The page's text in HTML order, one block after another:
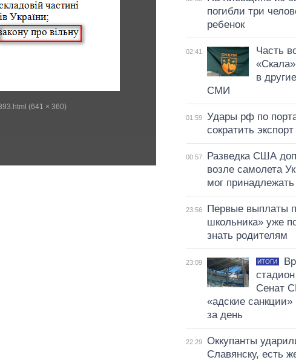
(641 × 360)
погибли три
ребенок
02:41
Часть
в
СМИ
01:59
Удары рф по
сократить
00:57
Разведка США
возле самолета
мог
23:56
Первые выплаты
школьника» уже
знать родителям
23:09 ИТОГИ
Сенат
«адские
за день
22:29
Оккупанты
Славянску, есть